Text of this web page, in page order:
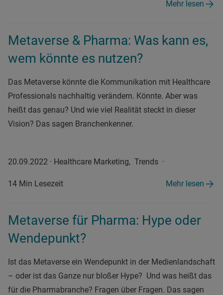
Mehr lesen
Metaverse & Pharma: Was kann es,
wem könnte es nutzen?
Das Metaverse könnte die Kommunikation mit Healthcare
Professionals nachhaltig verändern. Könnte. Aber was
heißt das genau? Und wie viel Realität steckt in dieser
Vision? Das sagen Branchenkenner.
20.09.2022 · Healthcare Marketing, Trends ·
14 Min Lesezeit Mehr lesen
Metaverse für Pharma: Hype oder
Wendepunkt?
Ist das Metaverse ein Wendepunkt in der Medienlandschaft
– oder ist das Ganze nur bloßer Hype? Und was heißt das
für die Pharmabranche? Fragen über Fragen. Das sagen